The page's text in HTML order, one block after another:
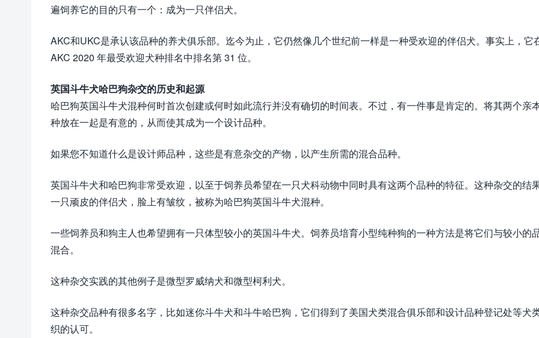
遍饲养它的目的只有一个：成为一只伴侣犬。
AKC和UKC是承认该品种的养犬俱乐部。迄今为止，它仍然像几个世纪前一样是一种受欢迎的伴侣犬。事实上，它
AKC 2020 年最受欢迎犬种排名中排名第 31 位。
英国斗牛犬哈巴狗杂交的历史和起源
哈巴狗英国斗牛犬混种何时首次创建或何时如此流行并没有确切的时间表。不过，有一件事是肯定的。将其两个亲
种放在一起是有意的，从而使其成为一个设计品种。
如果您不知道什么是设计师品种，这些是有意杂交的产物，以产生所需的混合品种。
英国斗牛犬和哈巴狗非常受欢迎，以至于饲养员希望在一只犬科动物中同时具有这两个品种的特征。这种杂交的结
一只顽皮的伴侣犬，脸上有皱纹，被称为哈巴狗英国斗牛犬混种。
一些饲养员和狗主人也希望拥有一只体型较小的英国斗牛犬。饲养员培育小型纯种狗的一种方法是将它们与较小的
混合。
这种杂交实践的其他例子是微型罗威纳犬和微型柯利犬。
这种杂交品种有很多名字，比如迷你斗牛犬和斗牛哈巴狗，它们得到了美国犬类混合俱乐部和设计品种登记处等犬
织的认可。